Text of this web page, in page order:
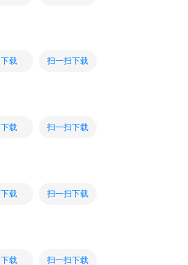
下载 扫一扫下载
下载 扫一扫下载
下载 扫一扫下载
下载 扫一扫下载